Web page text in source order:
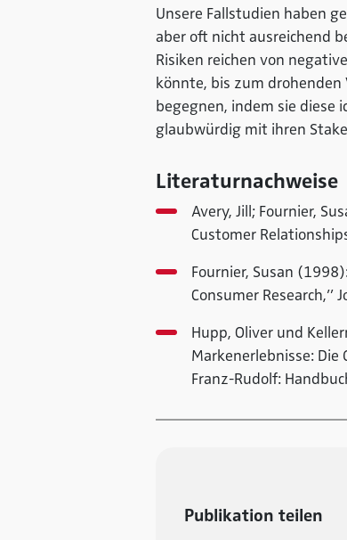
Unsere Fallstudien haben
aber oft nicht ausreichend
Risiken reichen von
könnte, bis zum drohenden
begegnen, indem sie diese
glaubwürdig mit ihren
Literaturnachweise
Avery, Jill; Fournier,
Customer
Fournier, Susan
Consumer Research,”
Hupp, Oliver und
Markenerlebnisse:
Franz-Rudolf:
Publikation teilen